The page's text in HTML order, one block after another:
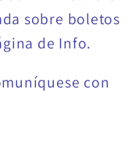
sobre boletos
de Info.
con